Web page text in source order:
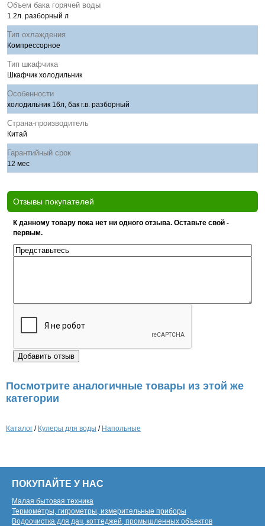
Объем бака горячей воды
1.2л. разборный л
Тип охлаждения
Компрессорное
Тип шкафчика
Шкафчик холодильник
Особенности
холодильник 16л, бак г.в. разборный
Страна-производитель
Китай
Гарантийный срок
12 мес
Отзывы покупателей
К данному товару пока нет ни одного отзыва. Оставьте свой -
первым.
Посмотрите аналогичные товары из этой же
категории
Каталог / Кулеры для воды / Напольные
ПОКУПАЙТЕ У НАС
Малая бытовая техника
Термометры, гигрометры, измерительные приборы
Водоочистка для дач, коттеджей, промышленных объектов